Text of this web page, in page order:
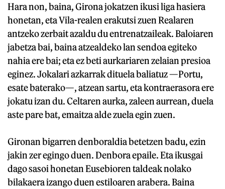
Hara non, baina, Girona jokatzen ikusi liga hasiera
honetan, eta Vila-realen erakutsi zuen Realaren
antzeko zerbait azaldu du entrenatzaileak. Baloiaren
jabetza bai, baina atzealdeko lan sendoa egiteko
nahia ere bai; eta ez beti aurkariaren zelaian presioa
eginez. Jokalari azkarrak dituela baliatuz —Portu,
esate baterako—, atzean sartu, eta kontraerasora ere
jokatu izan du. Celtaren aurka, zaleen aurrean, duela
aste pare bat, emaitza alde zuela egin zuen.
Gironan bigarren denboraldia betetzen badu, ezin
jakin zer egingo duen. Denbora epaile. Eta ikusgai
dago sasoi honetan Eusebioren taldeak nolako
bilakaera izango duen estiloaren arabera. Baina